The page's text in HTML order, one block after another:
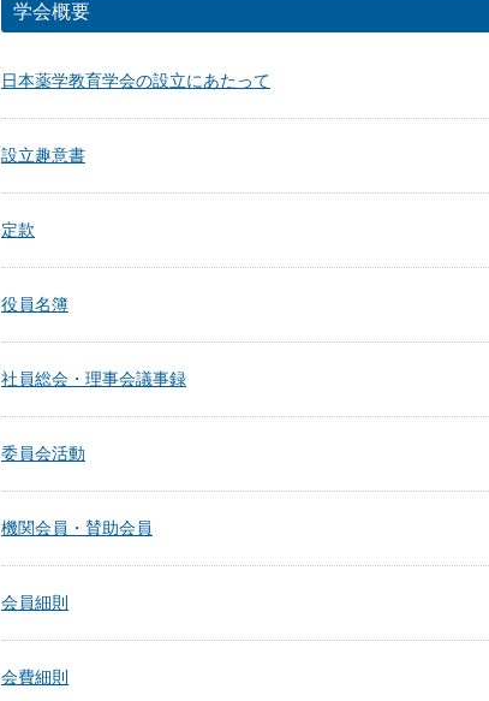
学会概要
日本薬学教育学会の設立にあたって
設立趣意書
定款
役員名簿
社員総会・理事会議事録
委員会活動
機関会員・賛助会員
会員細則
会費細則